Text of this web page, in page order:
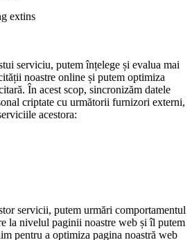
extins
serviciu, putem înțelege și evalua mai
noastre online și putem optimiza
În acest scop, sincronizăm datele
criptate cu următorii furnizori externi,
acestora:
servicii, putem urmări comportamentul
la nivelul paginii noastre web și îl putem
pentru a optimiza pagina noastră web